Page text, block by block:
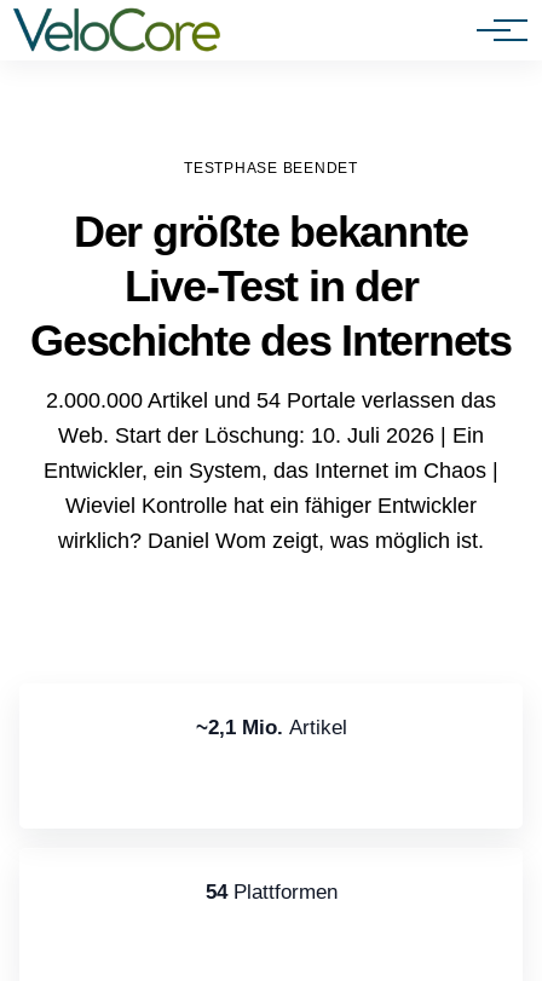
Agenturen & Webdesigner
TESTPHASE BEENDET
Der größte bekannte
Live-Test in der
Geschichte des Internets
2.000.000 Artikel und 54 Portale verlassen das
Web. Start der Löschung: 10. Juli 2026 | Ein
Entwickler, ein System, das Internet im Chaos |
Wieviel Kontrolle hat ein fähiger Entwickler
wirklich? Daniel Wom zeigt, was möglich ist.
~2,1 Mio. Artikel
54 Plattformen